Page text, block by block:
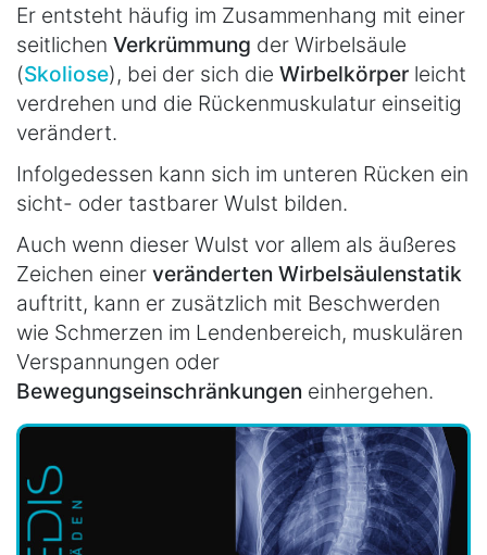
Er entsteht häufig im Zusammenhang mit einer
seitlichen Verkrümmung der Wirbelsäule
(Skoliose), bei der sich die Wirbelkörper leicht
verdrehen und die Rückenmuskulatur einseitig
verändert.
Infolgedessen kann sich im unteren Rücken ein
sicht- oder tastbarer Wulst bilden.
Auch wenn dieser Wulst vor allem als äußeres
Zeichen einer veränderten Wirbelsäulenstatik
auftritt, kann er zusätzlich mit Beschwerden
wie Schmerzen im Lendenbereich, muskulären
Verspannungen oder
Bewegungseinschränkungen einhergehen.